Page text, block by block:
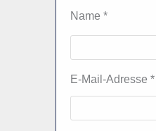
Name *
E-Mail-Adresse *